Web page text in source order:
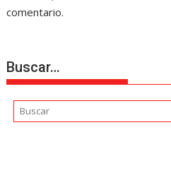
comentario.
Buscar…